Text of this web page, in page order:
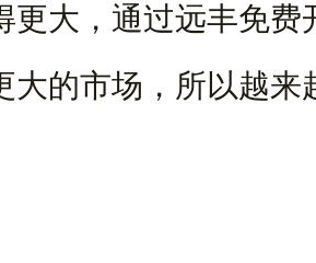
更大，通过远丰免费
大的市场，所以越